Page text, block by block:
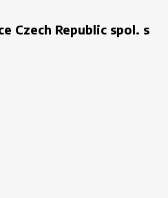
Czech Republic spol. s